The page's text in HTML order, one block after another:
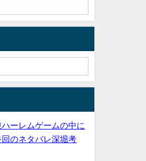
ーレムゲームの中に
のネタバレ深堀考